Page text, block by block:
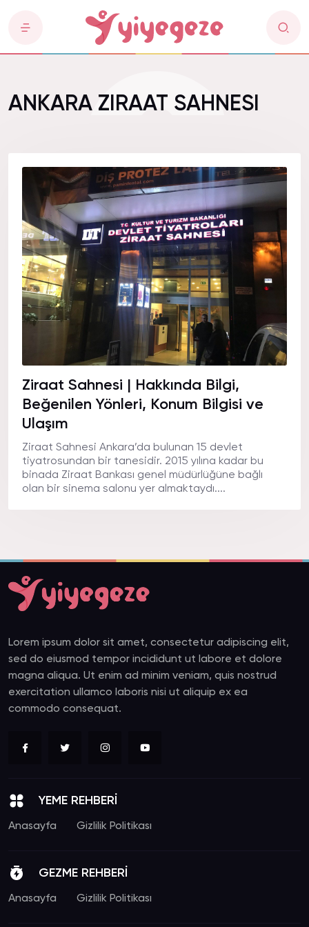
ANKARA ZIRAAT SAHNESI
Ziraat Sahnesi | Hakkında Bilgi,
Beğenilen Yönleri, Konum Bilgisi ve
Ulaşım
Ziraat Sahnesi Ankara’da bulunan 15 devlet
tiyatrosundan bir tanesidir. 2015 yılına kadar bu
binada Ziraat Bankası genel müdürlüğüne bağlı
olan bir sinema salonu yer almaktaydı....
Lorem ipsum dolor sit amet, consectetur adipiscing elit,
sed do eiusmod tempor incididunt ut labore et dolore
magna aliqua. Ut enim ad minim veniam, quis nostrud
exercitation ullamco laboris nisi ut aliquip ex ea
commodo consequat.
YEME REHBERİ
Anasayfa Gizlilik Politikası
GEZME REHBERİ
Anasayfa Gizlilik Politikası